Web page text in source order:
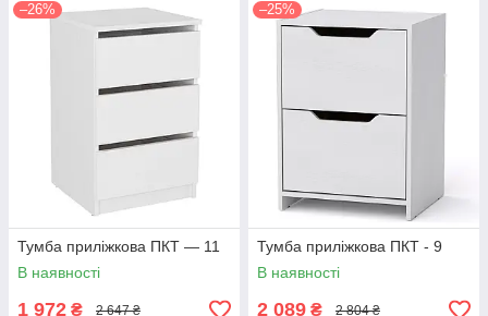
–26%
Тумба приліжкова ПКТ — 11
В наявності
1 972 ₴ 2 647 ₴
–25%
Тумба приліжкова ПКТ - 9
В наявності
2 089 ₴ 2 804 ₴